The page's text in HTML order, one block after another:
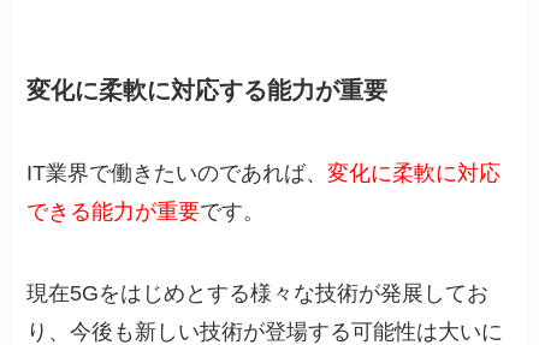
変化に柔軟に対応する能力が重要
IT業界で働きたいのであれば、変化に柔軟に対応
できる能力が重要です。
現在5Gをはじめとする様々な技術が発展してお
り、今後も新しい技術が登場する可能性は大いに